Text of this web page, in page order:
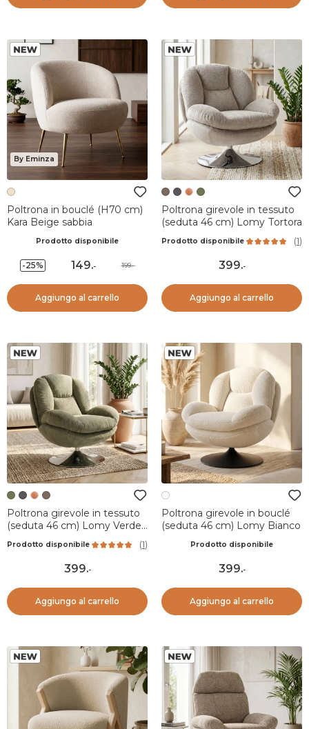
By Eminza
Poltrona in bouclé (H70 cm)
Kara Beige sabbia
Prodotto disponibile
-25% 149.- 199.-
Aggiungo al carrello
Poltrona girevole in tessuto
(seduta 46 cm) Lomy Tortora
Prodotto disponibile (1)
399.-
Aggiungo al carrello
Poltrona girevole in tessuto
(seduta 46 cm) Lomy Verde
Prodotto disponibile (1)
399.-
Aggiungo al carrello
Poltrona girevole in bouclé
(seduta 46 cm) Lomy Bianco
Prodotto disponibile
399.-
Aggiungo al carrello